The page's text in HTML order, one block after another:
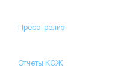
Пресс-релиз
Отчеты КСЖ